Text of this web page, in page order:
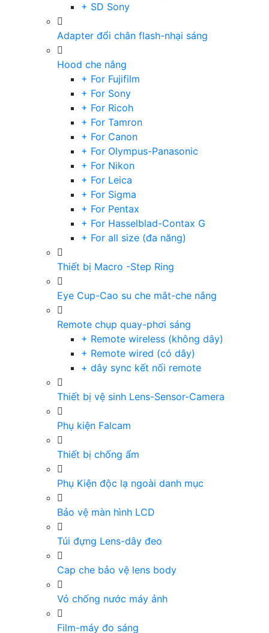
+ SD Sony
Adapter đổi chân flash-nhại sáng
Hood che nắng
+ For Fujifilm
+ For Sony
+ For Ricoh
+ For Tamron
+ For Canon
+ For Olympus-Panasonic
+ For Nikon
+ For Leica
+ For Sigma
+ For Pentax
+ For Hasselblad-Contax G
+ For all size (đa năng)
Thiết bị Macro -Step Ring
Eye Cup-Cao su che mắt-che nắng
Remote chụp quay-phơi sáng
+ Remote wireless (không dây)
+ Remote wired (có dây)
+ dây sync kết nối remote
Thiết bị vệ sinh Lens-Sensor-Camera
Phụ kiện Falcam
Thiết bị chống ẩm
Phụ Kiện độc lạ ngoài danh mục
Bảo vệ màn hình LCD
Túi đựng Lens-dây đeo
Cap che bảo vệ lens body
Vỏ chống nước máy ảnh
Film-máy đo sáng